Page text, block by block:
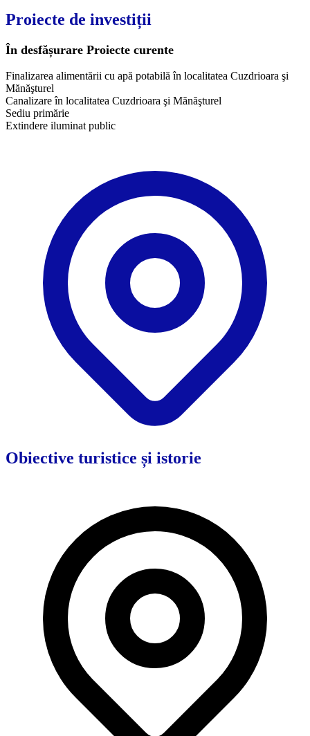
Proiecte de investiții
În desfășurare Proiecte curente
Finalizarea alimentării cu apă potabilă în localitatea Cuzdrioara şi
Mănăşturel
Canalizare în localitatea Cuzdrioara şi Mănăşturel
Sediu primărie
Extindere iluminat public
Obiective turistice și istorie